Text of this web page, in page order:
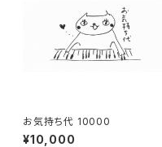
お気持ち代 10000
¥10,000